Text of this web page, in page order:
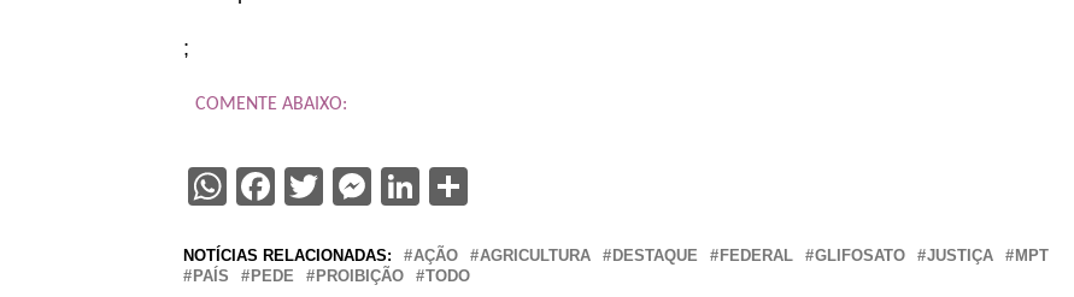
;
COMENTE ABAIXO:
WhatsApp
Facebook
Twitter
Messenger
LinkedIn
NOTÍCIAS RELACIONADAS: AÇÃO AGRICULTURA DESTAQUE FEDERAL GLIFOSATO JUSTIÇA
MPT
PAÍS
PEDE PROIBIÇÃO TODO